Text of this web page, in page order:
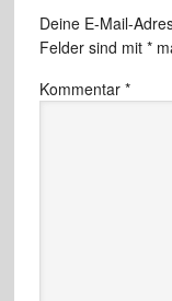
Deine E-Mail-
Felder sind mit *
Kommentar *